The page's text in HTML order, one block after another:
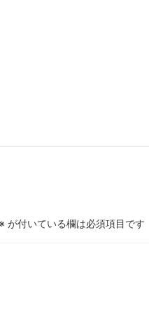
が付いている欄は必須項目です